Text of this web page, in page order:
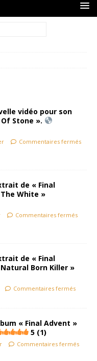
vidéo pour son
Stone ».
Commentaires fermés
de « Final
White »
Commentaires fermés
de « Final
Born Killer »
Commentaires fermés
« Final Advent »
5 (1)
Commentaires fermés